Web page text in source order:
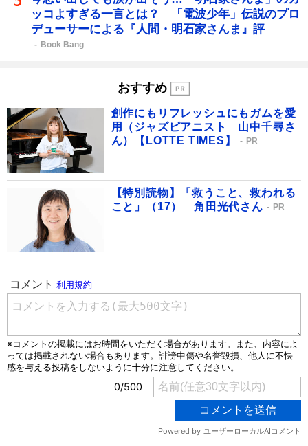
ッコよすぎる一言とは？ 「電波少年」伝説のプロ
デューサーによる『人間・明石家さんま』評
Book Bang
おすすめ
創作にもリフレッシュにもガムを愛
用（ジャズピアニスト 山中千尋さ
ん）【LOTTE TIMES】
PR
【特別読物】「救うこと、救われる
こと」（17） 角田光代さん
PR